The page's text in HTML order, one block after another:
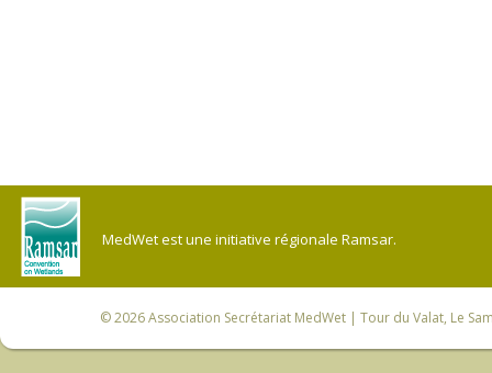
MedWet est une initiative régionale Ramsar.
© 2026Association Secrétariat MedWet | Tour du Valat, Le